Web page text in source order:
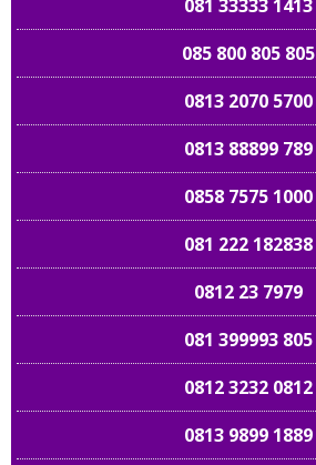
081 33333 1413
085 800 805 805
0813 2070 5700
0813 88899 789
0858 7575 1000
081 222 182838
0812 23 7979
081 399993 805
0812 3232 0812
0813 9899 1889